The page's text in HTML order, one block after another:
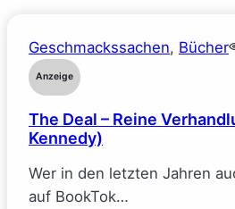
Geschmackssachen, Bücher
Anzeige
The Deal – Reine
Kennedy)
Wer in den letzten Jahren
auf BookTok…